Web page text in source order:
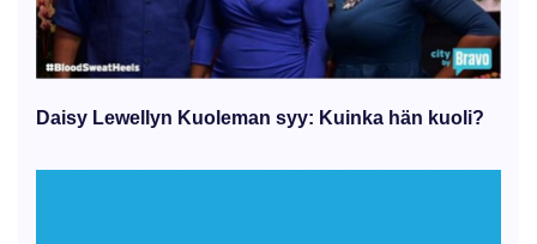
Daisy Lewellyn Kuoleman syy: Kuinka hän kuoli?